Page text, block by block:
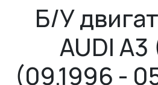
Б/У
AUDI A3
(09.1996 -